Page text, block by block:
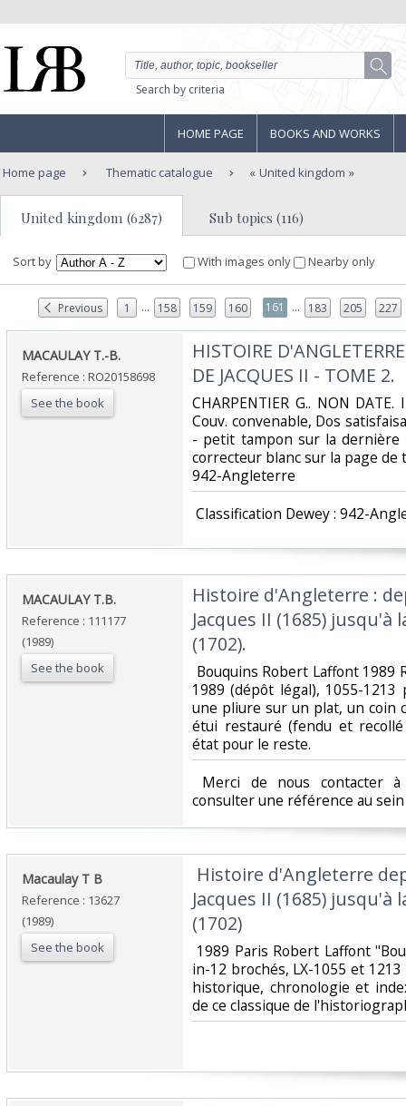
Search by criteria
HOME PAGE BOOKS AND WORKS
Home page Thematic catalogue United kingdom
United kingdom (6287) Sub topics (116)
Sort by With images only Nearby only
Previous 1 ... 158 159 160 161 ... 183 205 227
‎MACAULAY T.-B.‎
Reference : RO20158698
See the book
‎HISTOIRE
DE JACQUES II - TOME 2.‎
‎CHARPENTIER G.. NON
Couv. convenable, Dos
- petit tampon sur la dernière
correcteur blanc sur la page de
942-Angleterre‎
Classification Dewey : 942-
‎MACAULAY T.B.‎
Reference : 111177
(1989)
See the book
‎Histoire d'Angleterre :
Jacques II (1685)
(1702).‎
Bouquins Robert Laffont 1989
1989 (dépôt légal), 1055-
une pliure sur un plat, un coin
étui restauré (fendu et
état pour le reste.‎
Merci de nous contacter
consulter une référence au
‎Macaulay T B‎
Reference : 13627
(1989)
See the book
Histoire d'Angleterre
Jacques II (1685)
(1702) ‎
1989 Paris Robert Laffont
in-12 brochés, LX-1055 et
historique, chronologie et
de ce classique de